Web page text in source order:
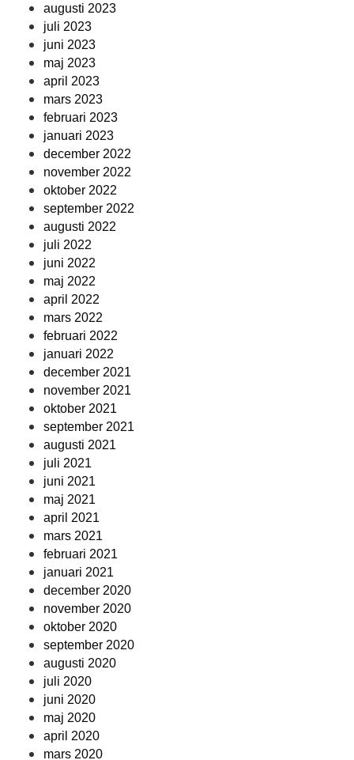
augusti 2023
juli 2023
juni 2023
maj 2023
april 2023
mars 2023
februari 2023
januari 2023
december 2022
november 2022
oktober 2022
september 2022
augusti 2022
juli 2022
juni 2022
maj 2022
april 2022
mars 2022
februari 2022
januari 2022
december 2021
november 2021
oktober 2021
september 2021
augusti 2021
juli 2021
juni 2021
maj 2021
april 2021
mars 2021
februari 2021
januari 2021
december 2020
november 2020
oktober 2020
september 2020
augusti 2020
juli 2020
juni 2020
maj 2020
april 2020
mars 2020